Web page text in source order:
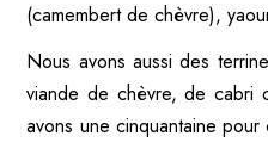
(camembert de chèvre),
Nous avons aussi des
viande de chèvre, de cabri
avons une cinquantaine